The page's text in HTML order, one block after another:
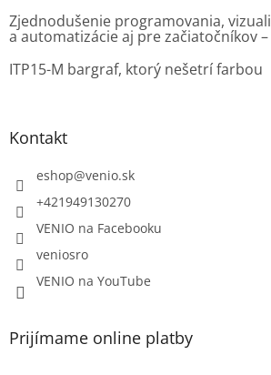
Zjednodušenie programovania,
a automatizácie aj pre začiatočníkov –
ITP15-M bargraf, ktorý nešetrí farbou
Kontakt
eshop@venio.sk
+421949130270
VENIO na Facebooku
veniosro
VENIO na YouTube
Prijímame online platby